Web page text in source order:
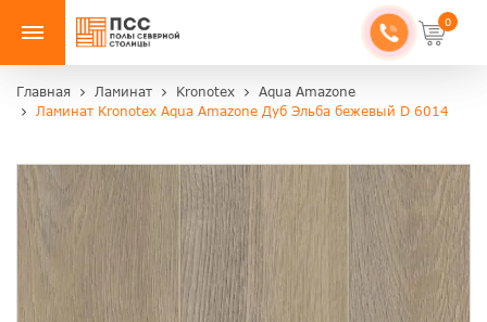
0
Главная Ламинат Kronotex
Aqua Amazone
Ламинат Kronotex Aqua Amazone Дуб Эльба бежевый D 6014